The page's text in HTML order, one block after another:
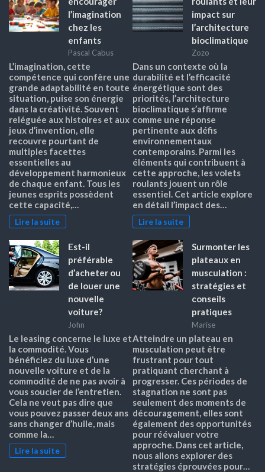
l’imagination
chez les
enfants
Pascal Cabus
L’imagination, cette
compétence qui confère une
grande adaptabilité en toute
situation, puise son énergie
dans la créativité. Souvent
reléguée aux histoires et aux
jeux d’invention, elle
recouvre pourtant de
multiples facettes
essentielles au
développement harmonieux
de chaque enfant. Tous les
jeunes esprits possèdent
cette capacité,…
Lire la suite
impact sur
l’architecture
bioclimatique
Zozo
Dans un contexte où la
durabilité et l’efficacité
énergétique sont des
priorités, l’architecture
bioclimatique s’affirme
comme une réponse
pertinente aux défis
environnementaux
contemporains. Parmi les
éléments qui contribuent à
cette approche, les volets
roulants jouent un rôle
essentiel. Cet article explore
en détail l’impact des…
Lire la suite
Est-il
préférable
d’acheter ou
de louer une
nouvelle
voiture?
John
Le leasing concerne le luxe et
la commodité. Vous
bénéficiez du luxe d’une
nouvelle voiture et de la
commodité de ne pas avoir à
vous soucier de l’entretien.
Cela ne veut pas dire que
vous pouvez passer deux ans
sans changer d’huile, mais
comme la…
Lire la suite
Surmonter les
plateaux en
musculation :
stratégies et
conseils
pratiques
Marise
Atteindre un plateau en
musculation peut être
frustrant pour tout
pratiquant cherchant à
progresser. Ces périodes de
stagnation ne sont pas
seulement des moments de
découragement, elles sont
également des opportunités
pour réévaluer votre
approche. Dans cet article,
nous allons explorer des
stratégies éprouvées pour…